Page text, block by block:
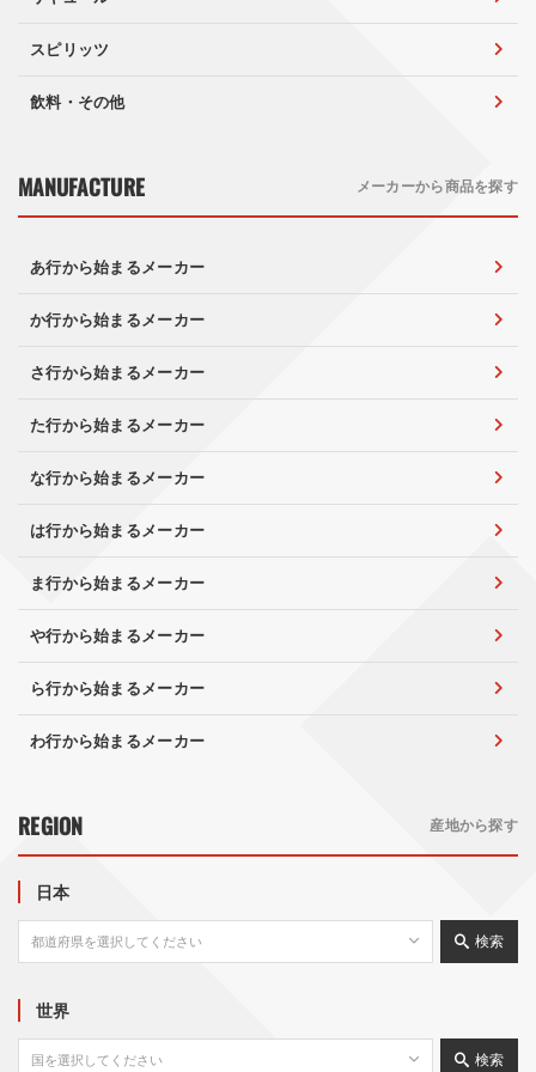
スピリッツ
飲料・その他
MANUFACTURE メーカーから商品を探す
あ行から始まるメーカー
か行から始まるメーカー
さ行から始まるメーカー
た行から始まるメーカー
な行から始まるメーカー
は行から始まるメーカー
ま行から始まるメーカー
や行から始まるメーカー
ら行から始まるメーカー
わ行から始まるメーカー
REGION 産地から探す
日本
検索
世界
検索